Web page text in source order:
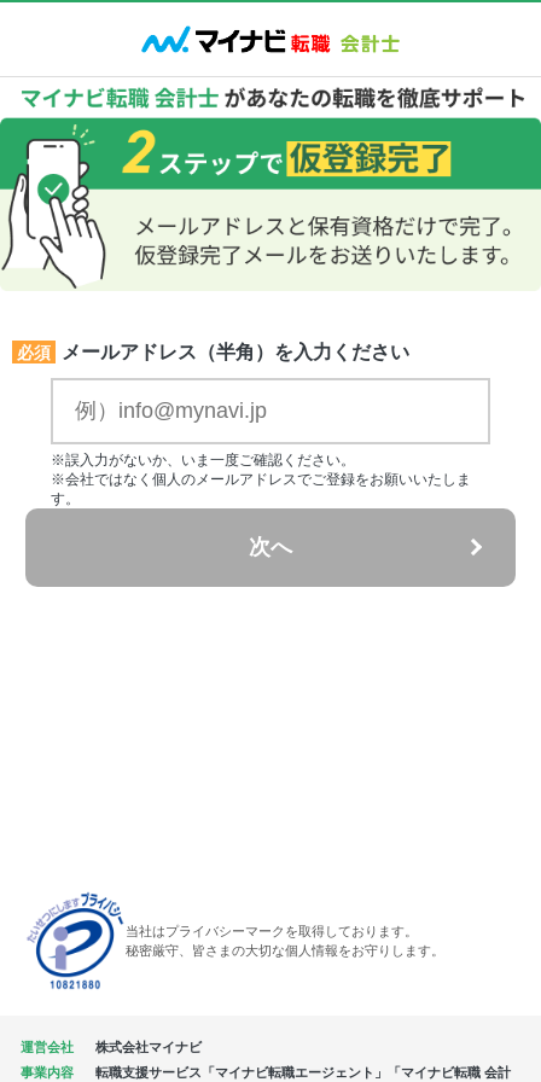
必須 メールアドレス（半角）を入力ください
※誤入力がないか、いま一度ご確認ください。
※会社ではなく個人のメールアドレスでご登録をお願いいたしま
す。
次へ
当社はプライバシーマークを取得しております。
秘密厳守、皆さまの大切な個人情報をお守りします。
運営会社
株式会社マイナビ
事業内容
転職支援サービス「マイナビ転職エージェント」「マイナビ転職 会計